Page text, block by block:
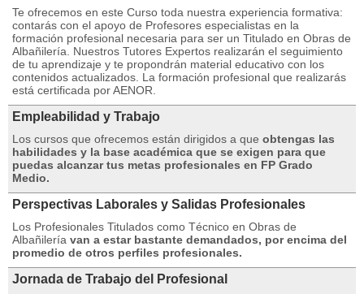
Te ofrecemos en este Curso toda nuestra experiencia formativa:
contarás con el apoyo de Profesores especialistas en la
formación profesional necesaria para ser un Titulado en Obras de
Albañilería. Nuestros Tutores Expertos realizarán el seguimiento
de tu aprendizaje y te propondrán material educativo con los
contenidos actualizados. La formación profesional que realizarás
está certificada por AENOR.
Empleabilidad y Trabajo
Los cursos que ofrecemos están dirigidos a que obtengas las
habilidades y la base académica que se exigen para que
puedas alcanzar tus metas profesionales en FP Grado
Medio.
Perspectivas Laborales y Salidas Profesionales
Los Profesionales Titulados como Técnico en Obras de
Albañilería van a estar bastante demandados, por encima del
promedio de otros perfiles profesionales.
Jornada de Trabajo del Profesional